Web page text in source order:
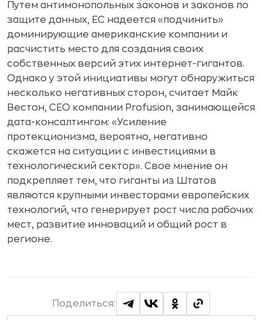
Путем антимонопольных законов и законов по
защите данных, ЕС надеется «подчинить»
доминирующие американские компании и
расчистить место для создания своих
собственных версий этих интернет-гигантов.
Однако у этой инициативы могут обнаружиться
несколько негативных сторон, считает Майк
Вестон, CEO компании Profusion, занимающейся
дата-консалтингом: «Усиление
протекционизма, вероятно, негативно
скажется на ситуации с инвестициями в
технологический сектор». Свое мнение он
подкрепляет тем, что гиганты из Штатов
являются крупными инвесторами европейских
технологий, что генерирует рост числа рабочих
мест, развитие инноваций и общий рост в
регионе.
Поделиться: